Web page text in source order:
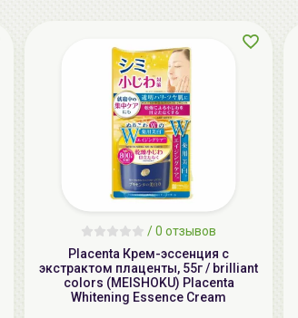
/0 отзывов
Placenta Крем-эссенция с
экстрактом плаценты, 55г / brilliant
colors (MEISHOKU) Placenta
Whitening Essence Cream